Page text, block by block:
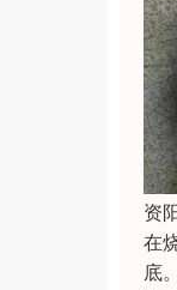
资
在
底